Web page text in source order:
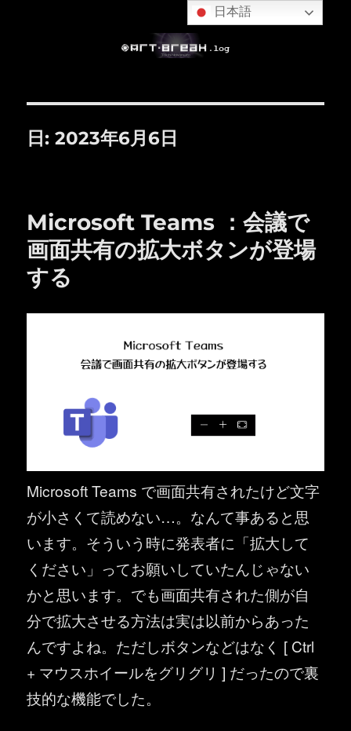
日:2023年6月6日
Microsoft Teams ：会議で
画面共有の拡大ボタンが登場
する
Microsoft Teams で画面共有されたけど文字
が小さくて読めない…。なんて事あると思
います。そういう時に発表者に「拡大して
ください」ってお願いしていたんじゃない
かと思います。でも画面共有された側が自
分で拡大させる方法は実は以前からあった
んですよね。ただしボタンなどはなく [ Ctrl
+ マウスホイールをグリグリ ] だったので裏
技的な機能でした。
日本語